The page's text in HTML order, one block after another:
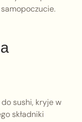
sushi, kryje w
składniki